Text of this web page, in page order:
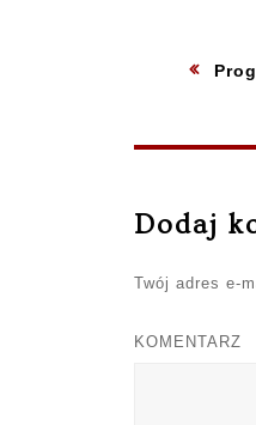
:
Dodaj
Twój adres e-
KOMENTARZ